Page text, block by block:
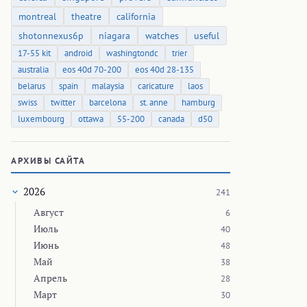
montreal
theatre
california
shotonnexus6p
niagara watches useful
17-55 kit android washingtondc
trier
australia
eos 40d 70-200
eos 40d 28-135
belarus
spain malaysia caricature
laos
swiss
twitter barcelona st. anne
hamburg
luxembourg
ottawa 55-200 canada d50
АРХИВЫ САЙТА
2026 241
Август 6
Июль 40
Июнь 48
Май 38
Апрель 28
Март 30